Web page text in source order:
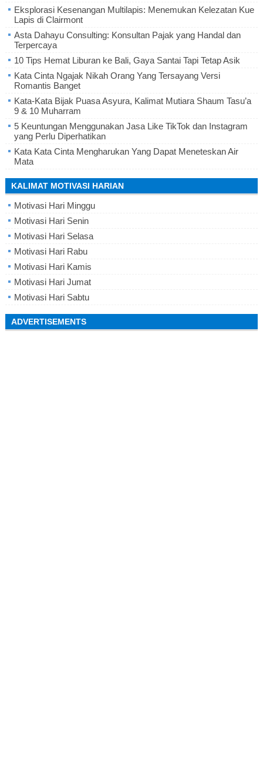
Eksplorasi Kesenangan Multilapis: Menemukan Kelezatan Kue
Lapis di Clairmont
Asta Dahayu Consulting: Konsultan Pajak yang Handal dan
Terpercaya
10 Tips Hemat Liburan ke Bali, Gaya Santai Tapi Tetap Asik
Kata Cinta Ngajak Nikah Orang Yang Tersayang Versi
Romantis Banget
Kata-Kata Bijak Puasa Asyura, Kalimat Mutiara Shaum Tasu’a
9 & 10 Muharram
5 Keuntungan Menggunakan Jasa Like TikTok dan Instagram
yang Perlu Diperhatikan
Kata Kata Cinta Mengharukan Yang Dapat Meneteskan Air
Mata
KALIMAT MOTIVASI HARIAN
Motivasi Hari Minggu
Motivasi Hari Senin
Motivasi Hari Selasa
Motivasi Hari Rabu
Motivasi Hari Kamis
Motivasi Hari Jumat
Motivasi Hari Sabtu
ADVERTISEMENTS